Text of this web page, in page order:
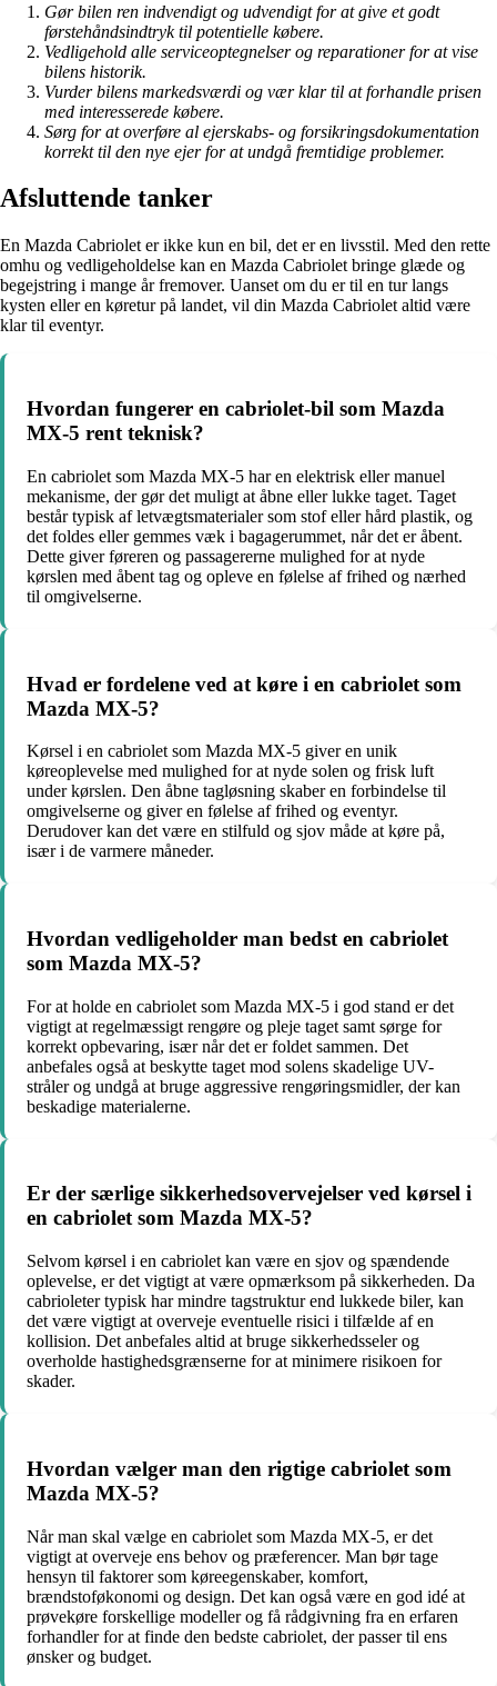
Gør bilen ren indvendigt og udvendigt for at give et godt
førstehåndsindtryk til potentielle købere.
Vedligehold alle serviceoptegnelser og reparationer for at vise
bilens historik.
Vurder bilens markedsværdi og vær klar til at forhandle prisen
med interesserede købere.
Sørg for at overføre al ejerskabs- og forsikringsdokumentation
korrekt til den nye ejer for at undgå fremtidige problemer.
Afsluttende tanker
En Mazda Cabriolet er ikke kun en bil, det er en livsstil. Med den rette
omhu og vedligeholdelse kan en Mazda Cabriolet bringe glæde og
begejstring i mange år fremover. Uanset om du er til en tur langs
kysten eller en køretur på landet, vil din Mazda Cabriolet altid være
klar til eventyr.
Hvordan fungerer en cabriolet-bil som Mazda
MX-5 rent teknisk?
En cabriolet som Mazda MX-5 har en elektrisk eller manuel
mekanisme, der gør det muligt at åbne eller lukke taget. Taget
består typisk af letvægtsmaterialer som stof eller hård plastik, og
det foldes eller gemmes væk i bagagerummet, når det er åbent.
Dette giver føreren og passagererne mulighed for at nyde
kørslen med åbent tag og opleve en følelse af frihed og nærhed
til omgivelserne.
Hvad er fordelene ved at køre i en cabriolet som
Mazda MX-5?
Kørsel i en cabriolet som Mazda MX-5 giver en unik
køreoplevelse med mulighed for at nyde solen og frisk luft
under kørslen. Den åbne tagløsning skaber en forbindelse til
omgivelserne og giver en følelse af frihed og eventyr.
Derudover kan det være en stilfuld og sjov måde at køre på,
især i de varmere måneder.
Hvordan vedligeholder man bedst en cabriolet
som Mazda MX-5?
For at holde en cabriolet som Mazda MX-5 i god stand er det
vigtigt at regelmæssigt rengøre og pleje taget samt sørge for
korrekt opbevaring, især når det er foldet sammen. Det
anbefales også at beskytte taget mod solens skadelige UV-
stråler og undgå at bruge aggressive rengøringsmidler, der kan
beskadige materialerne.
Er der særlige sikkerhedsovervejelser ved kørsel i
en cabriolet som Mazda MX-5?
Selvom kørsel i en cabriolet kan være en sjov og spændende
oplevelse, er det vigtigt at være opmærksom på sikkerheden. Da
cabrioleter typisk har mindre tagstruktur end lukkede biler, kan
det være vigtigt at overveje eventuelle risici i tilfælde af en
kollision. Det anbefales altid at bruge sikkerhedsseler og
overholde hastighedsgrænserne for at minimere risikoen for
skader.
Hvordan vælger man den rigtige cabriolet som
Mazda MX-5?
Når man skal vælge en cabriolet som Mazda MX-5, er det
vigtigt at overveje ens behov og præferencer. Man bør tage
hensyn til faktorer som køreegenskaber, komfort,
brændstoføkonomi og design. Det kan også være en god idé at
prøvekøre forskellige modeller og få rådgivning fra en erfaren
forhandler for at finde den bedste cabriolet, der passer til ens
ønsker og budget.